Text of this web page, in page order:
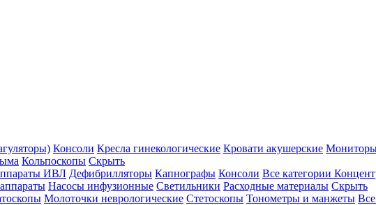
Консоли Кресла гинекологические Кровати акушерские
Кольпоскопы Скрыть
ИВЛ Дефибрилляторы Капнографы Консоли Все категории
Насосы инфузионные Светильники Расходные материалы Скрыть
Молоточки неврологические Стетоскопы Тонометры и манжеты